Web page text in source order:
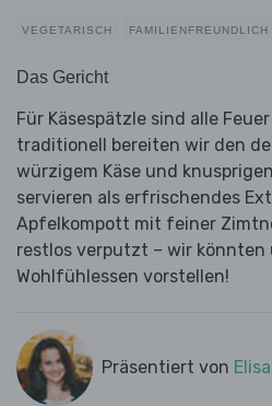
VEGETARISCH FAMILIENFREUNDLICH
Das Gericht
Für Käsespätzle sind alle
traditionell bereiten wir den
würzigem Käse und
servieren als erfrischendes
Apfelkompott mit feiner
restlos verputzt – wir könnten
Wohlfühlessen vorstellen!
Präsentiert von